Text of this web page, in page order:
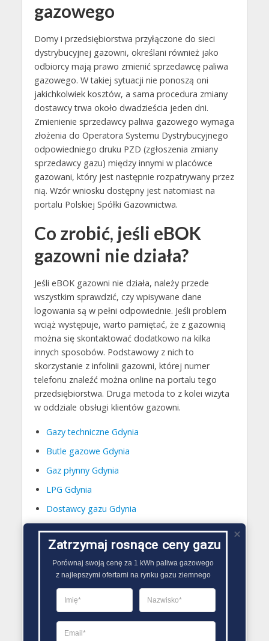
gazowego
Domy i przedsiębiorstwa przyłączone do sieci
dystrybucyjnej gazowni, określani również jako
odbiorcy mają prawo zmienić sprzedawcę paliwa
gazowego. W takiej sytuacji nie ponoszą oni
jakichkolwiek kosztów, a sama procedura zmiany
dostawcy trwa około dwadzieścia jeden dni.
Zmienienie sprzedawcy paliwa gazowego wymaga
złożenia do Operatora Systemu Dystrybucyjnego
odpowiedniego druku PZD (zgłoszenia zmiany
sprzedawcy gazu) między innymi w placówce
gazowani, który jest następnie rozpatrywany przez
nią. Wzór wniosku dostępny jest natomiast na
portalu Polskiej Spółki Gazownictwa.
Co zrobić, jeśli eBOK
gazowni nie działa?
Jeśli eBOK gazowni nie działa, należy przede
wszystkim sprawdzić, czy wpisywane dane
logowania są w pełni odpowiednie. Jeśli problem
wciąż występuje, warto pamiętać, że z gazownią
można się skontaktować dodatkowo na kilka
innych sposobów. Podstawowy z nich to
skorzystanie z infolinii gazowni, której numer
telefonu znaleźć można online na portalu tego
przedsiębiorstwa. Druga metoda to z kolei wizyta
w oddziale obsługi klientów gazowni.
Gazy techniczne Gdynia
Butle gazowe Gdynia
Gaz płynny Gdynia
LPG Gdynia
Dostawcy gazu Gdynia
Gazownie w innych
miastach
Gazownia
Mazowiecki
Gazownia
Dobrzyń
Sławno
Zatrzymaj rosnące ceny gazu
Porównaj swoją cenę za 1 kWh paliwa gazowego
z najlepszymi ofertami na rynku gazu ziemnego